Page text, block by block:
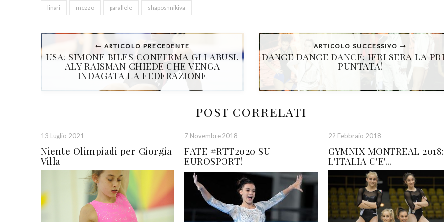
linari mezzo parallele shaposhnikiva
ARTICOLO PRECEDENTE
USA: SIMONE BILES CONFERMA GLI ABUSI.
ALY RAISMAN CHIEDE CHE VENGA
INDAGATA LA FEDERAZIONE
ARTICOLO SUCCESSIVO
DANCE DANCE DANCE: IERI SERA LA
PUNTATA!
POST CORRELATI
13 Luglio 2021
Niente Olimpiadi per Giorgia
Villa
7 Novembre 2018
FATE #RTT2020 SU
EUROSPORT!
22 Febbraio 2018
GYMNIX MONTREAL 2018:
L'ITALIA C'E'...